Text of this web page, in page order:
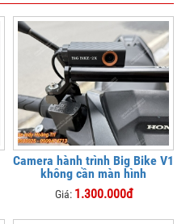
Camera hành trình Big Bike V1
không cần màn hình
Giá: 1.300.000đ